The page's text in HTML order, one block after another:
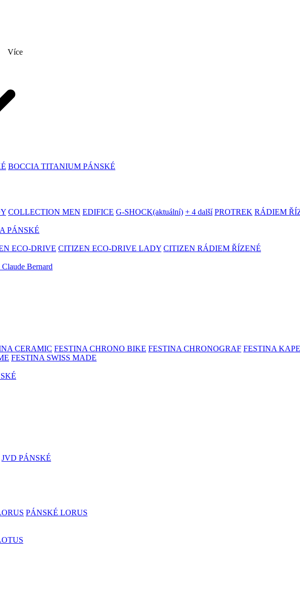
Více
BOCCIA TITANIUM PÁNSKÉ
COLLECTION MEN EDIFICE G-SHOCK(aktuální) + 4 další PROTREK RÁDIEM
PÁNSKÉ
ECO-DRIVE CITIZEN ECO-DRIVE LADY CITIZEN RÁDIEM ŘÍZENÉ
Claude Bernard
CERAMIC FESTINA CHRONO BIKE FESTINA CHRONOGRAF FESTINA
FESTINA SWISS MADE
JVD PÁNSKÉ
PÁNSKÉ LORUS